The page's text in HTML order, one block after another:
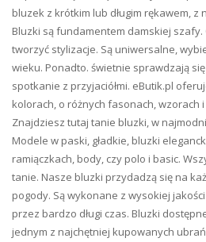
bluzek z krótkim lub długim rękawem, z
Bluzki są fundamentem damskiej
tworzyć stylizacje. Są uniwersalne,
wieku. Ponadto. świetnie sprawdzają
spotkanie z przyjaciółmi. eButik.pl
kolorach, o różnych fasonach, wzorach
Znajdziesz tutaj tanie bluzki, w
Modele w paski, gładkie, bluzki
ramiączkach, body, czy polo i basic.
tanie. Nasze bluzki przydadzą się na
pogody. Są wykonane z wysokiej
przez bardzo długi czas. Bluzki
jednym z najchętniej kupowanych